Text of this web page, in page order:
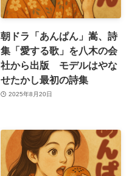
朝ドラ「あんぱん」嵩、詩
集「愛する歌」を八木の会
社から出版 モデルはやな
せたかし最初の詩集
2025年8月20日